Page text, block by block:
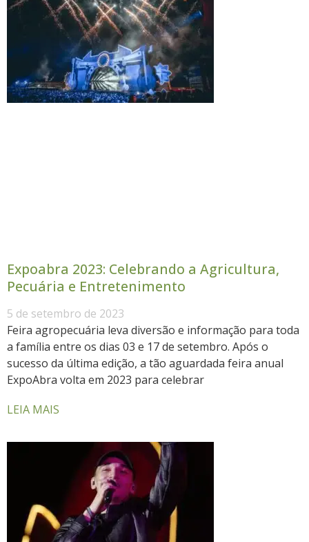
Expoabra 2023: Celebrando a Agricultura,
Pecuária e Entretenimento
5 de setembro de 2023
Feira agropecuária leva diversão e informação para toda
a família entre os dias 03 e 17 de setembro. Após o
sucesso da última edição, a tão aguardada feira anual
ExpoAbra volta em 2023 para celebrar
LEIA MAIS